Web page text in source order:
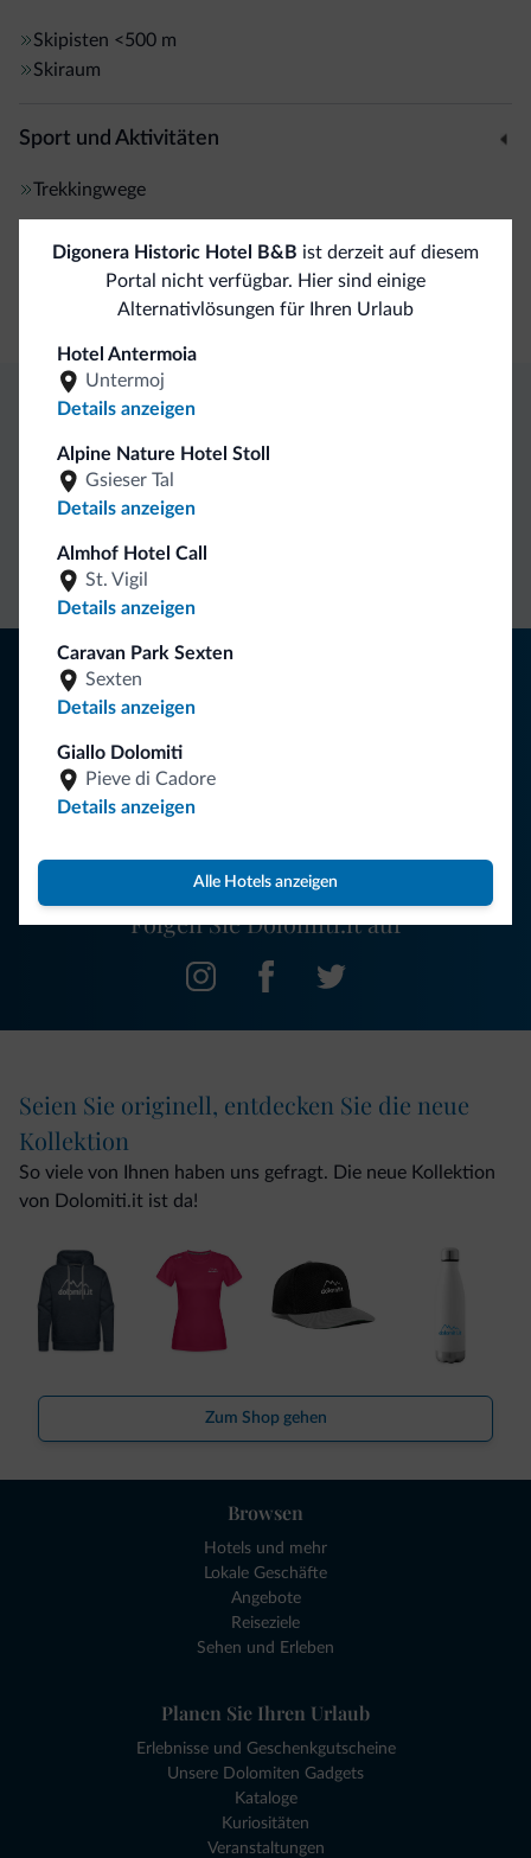
sowie einen mit dem Hotel vereinbarten Taxiservice.
Skipisten <500 m
Skiraum
Sport und Aktivitäten
Trekkingwege
Internet
Kostenloses WLAN-Internet
Digonera Historic Hotel B&B ist derzeit auf diesem
Portal nicht verfügbar. Hier sind einige
Alternativlösungen für Ihren Urlaub
Hotel Antermoia
Untermoj
Details anzeigen
Alpine Nature Hotel Stoll
Gsieser Tal
Details anzeigen
Almhof Hotel Call
St. Vigil
Details anzeigen
Caravan Park Sexten
Sexten
Details anzeigen
Giallo Dolomiti
Pieve di Cadore
Details anzeigen
Alle Hotels anzeigen
Direkter
Folgen Sie Dolomiti.it auf
Tipps aus den Dolomiten
Sie erhalten Informationen, exklusive Angebote und
Neuigkeiten für Ihren Urlaub in den Dolomiten.
Seien Sie originell, entdecken Sie die neue
Kollektion
So viele von Ihnen haben uns gefragt. Die neue Kollektion
von Dolomiti.it ist da!
Zum Shop gehen
Browsen
Hotels und mehr
Lokale Geschäfte
Angebote
Reiseziele
Sehen und Erleben
Planen Sie Ihren Urlaub
Erlebnisse und Geschenkgutscheine
Unsere Dolomiten Gadgets
Kataloge
Kuriositäten
Veranstaltungen